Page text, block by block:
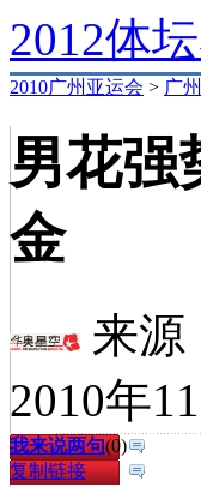
2012体
2010广州亚运会 > 广
男花强
金
来源
2010年
我来说两句(0)
复制链接